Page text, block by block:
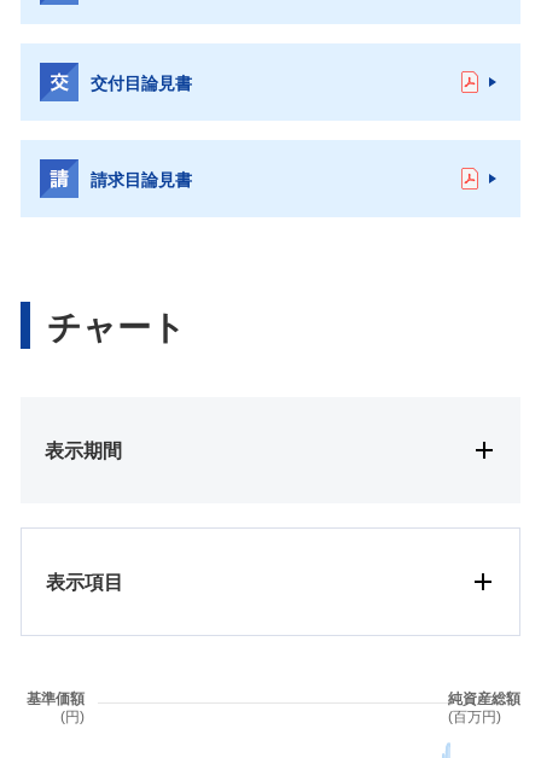
交付目論見書
請求目論見書
チャート
表示期間
表示項目
基準価額
(円)
純資産総額
(百万円)